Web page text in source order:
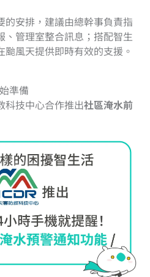
的安排，建議由總幹事負責指
管理室整合訊息；搭配智生
風天提供即時有效的支援。
準備
科技中心合作推出社區淹水前